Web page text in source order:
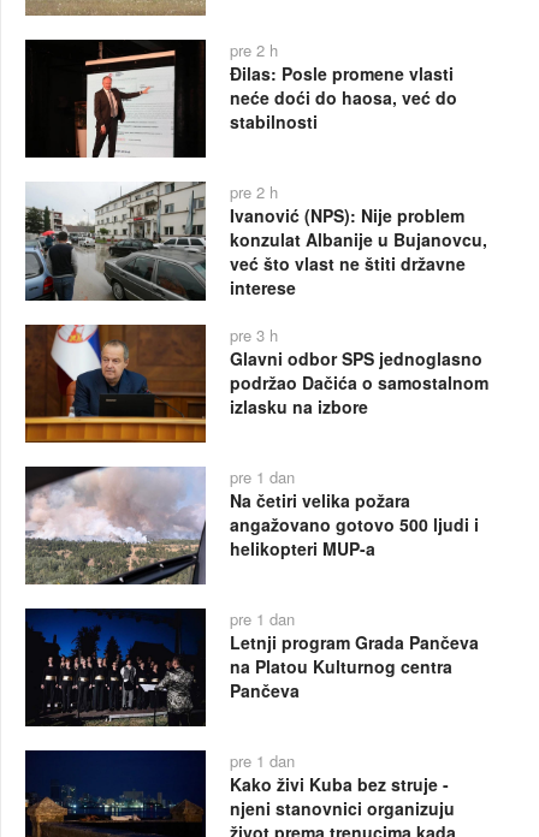
pre 2 h
Đilas: Posle promene vlasti
neće doći do haosa, već do
stabilnosti
pre 2 h
Ivanović (NPS): Nije problem
konzulat Albanije u Bujanovcu,
već što vlast ne štiti državne
interese
pre 3 h
Glavni odbor SPS jednoglasno
podržao Dačića o samostalnom
izlasku na izbore
pre 1 dan
Na četiri velika požara
angažovano gotovo 500 ljudi i
helikopteri MUP-a
pre 1 dan
Letnji program Grada Pančeva
na Platou Kulturnog centra
Pančeva
pre 1 dan
Kako živi Kuba bez struje -
njeni stanovnici organizuju
život prema trenucima kada